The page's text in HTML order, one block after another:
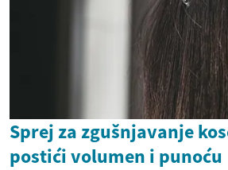
Sprej za zgušnjavanje
postići volumen i punoću